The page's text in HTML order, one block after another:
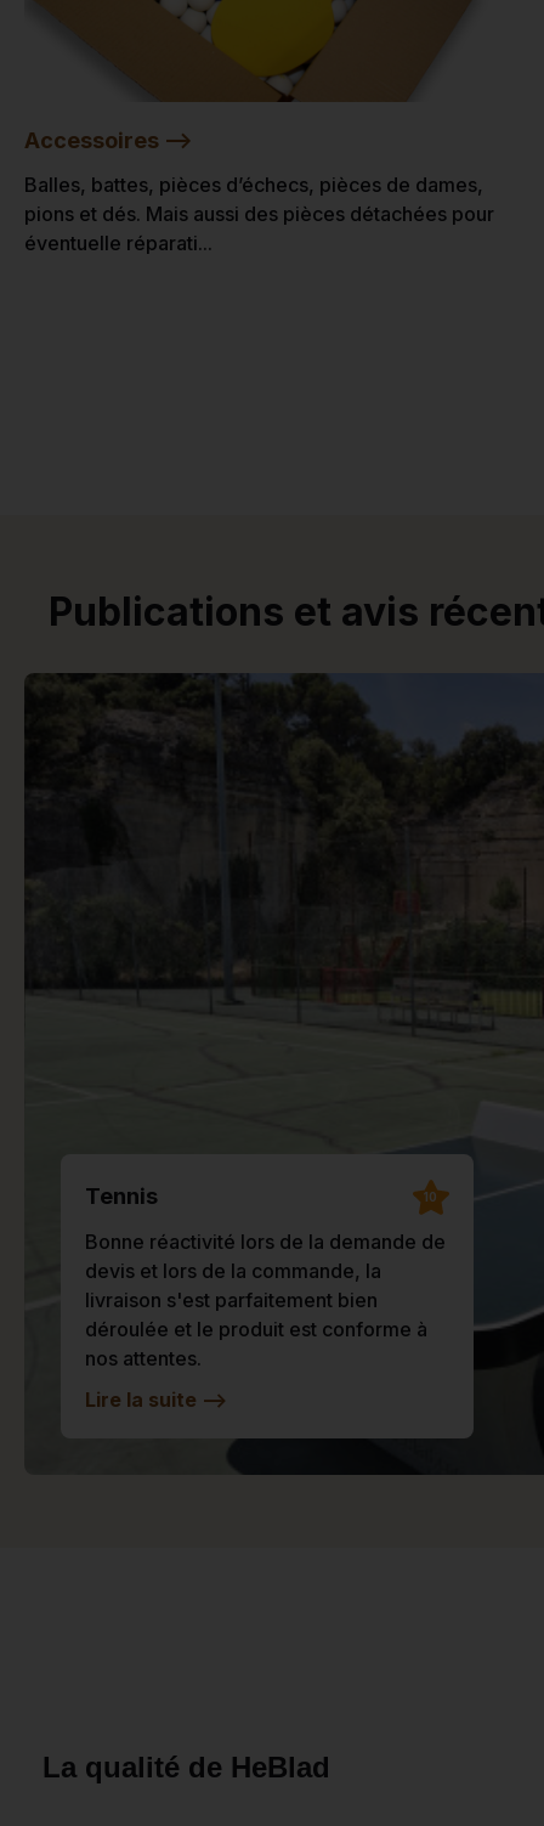
Accessoires -->
Balles, battes, pièces d’échecs, pièces de dames,
pions et dés. Mais aussi des pièces détachées pour
éventuelle réparati...
Publications et avis
Tennis 10
Bonne réactivité lors de la demande de
devis et lors de la commande, la
livraison s'est parfaitement bien
déroulée et le produit est conforme à
nos attentes.
Lire la suite -->
La qualité de HeBlad